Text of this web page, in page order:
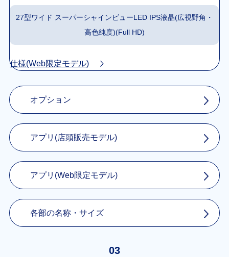
27型ワイド スーパーシャインビューLED IPS液晶(広視野角・
高色純度)(Full HD)
仕様(Web限定モデル)
オプション
アプリ(店頭販売モデル)
アプリ(Web限定モデル)
各部の名称・サイズ
03